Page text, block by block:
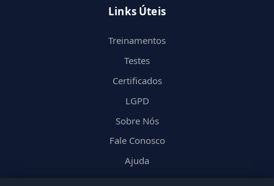
Links Úteis
Treinamentos
Testes
Certificados
LGPD
Sobre Nós
Fale Conosco
Ajuda